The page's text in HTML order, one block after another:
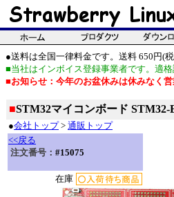
●送料は全国一律料金です。送料 650円(
■当社はインボイス登録事業者です。適
■お知らせ：今年のお盆休みは休みなく営
■STM32マイコンボード STM32-
●会社トップ> 通販トップ
<<戻る
注文番号： #15075
在庫